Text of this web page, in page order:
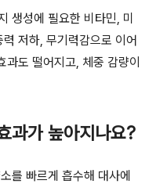
생성에 필요한 비타민, 미
저하, 무기력감으로 이어
도 떨어지고, 체중 감량이
과가 높아지나요?
를 빠르게 흡수해 대사에